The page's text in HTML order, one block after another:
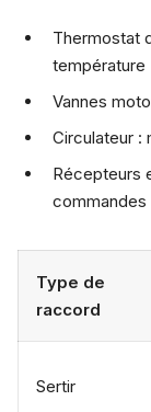
Thermostat
température
Vannes
Circulateur :
Récepteurs
commandes
Type de
raccord
Sertir